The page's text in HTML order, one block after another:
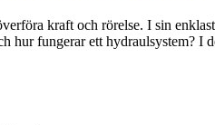
kraft och rörelse. I sin
hur fungerar ett hydraulsystem?